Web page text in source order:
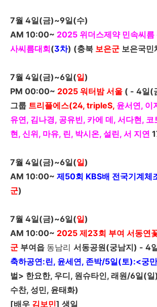
7월 4일(금)~9일(수)
AM 10:00~ 2025 위더스제약 민속씨
사씨름대회(3차) (충북 보은군 보은국민
7월 4일(금)~6일(일)
PM 00:00~ 2025 워터밤 서울 ( - 4일(
그룹 트리플에스(24, tripleS, 윤서연, 이
유연, 김나경, 공유빈, 카에 데, 서다현,
현, 신위, 마유, 린, 박시온, 설린, 서 지연
7월 4일(금)~6일(일)
AM 10:00~ 제50회 KBS배 전국기계체
군)
7월 4일(금)~6일(일)
AM 10:00~ 2025 제23회 부여 서동연
군 부여읍 동남리 서동공원(궁남지) - 4
축하공연:린, 윤세연, 존박/5일(토):<궁
벌> 한요한, 우디, 원슈타인, 래원/6일(
수찬, 성민, 윤태화)
[배우 김보민] 생일